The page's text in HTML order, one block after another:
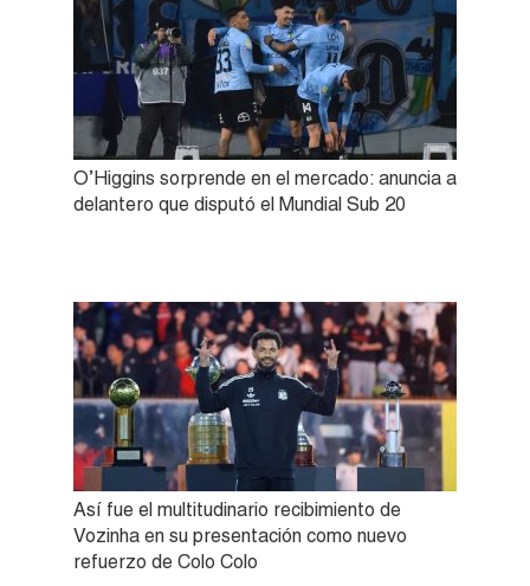
O’Higgins sorprende en el mercado: anuncia a
delantero que disputó el Mundial Sub 20
Así fue el multitudinario recibimiento de
Vozinha en su presentación como nuevo
refuerzo de Colo Colo